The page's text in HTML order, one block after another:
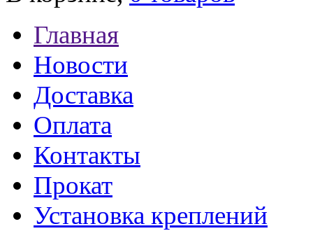
Главная
Новости
Доставка
Оплата
Контакты
Прокат
Установка креплений